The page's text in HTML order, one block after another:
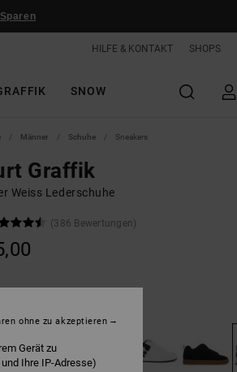
HILFE & KONTAKT SHOPS
SNOW
Männer Schuhe Sneakers
Graffik
Weiss Lederschuhe
(386 Bewertungen)
Gerät zu
Ihre IP-Adresse)
ohne zu akzeptieren